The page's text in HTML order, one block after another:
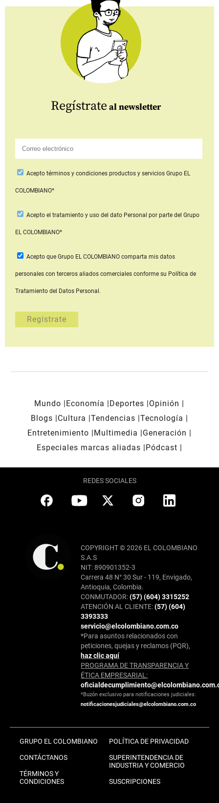
Regístrate al newsletter
Aceptotérminos y condiciones productos y serviciosGrupo EL
COLOMBIANO*
Acepto el tratamiento y uso del dato Personal por parte del Grupo
EL COLOMBIANO*
Acepto que Grupo EL COLOMBIANOcomparta mis datos
personales con terceros aliados comerciales conforme su Política de
Tratamiento del Datos Personal.
Mundo Economía Deportes
Opinión
Blogs
Cultura Tendencias Tecnología
Entretenimiento
Multimedia
Generación
Especiales marcas aliadas
Pódcast
REDES SOCIALES
COPYRIGHT © 2026 EL COLOMBIANO
S.A.S
NIT: 890901352-3
Carrera 48 N° 30 Sur - 119, Envigado,
Antioquia, Colombia.
CONMUTADOR:(57) (604) 3315252
ATENCIÓN AL CLIENTE:(57) (604)
3393333
servicio@elcolombiano.com.co
*Para asuntos relacionados con
peticiones, quejas y reclamos (PQR),
haz clic aquí
PROGRAMA DE TRANSPARENCIA Y
ÉTICA EMPRESARIAL:
*Buzón exclusivo para notificaciones judiciales:
notificacionesjudiciales@elcolombiano.com.co
GRUPO EL COLOMBIANO
CONTÁCTANOS
TÉRMINOS Y
CONDICIONES
POLÍTICA DE PRIVACIDAD
SUPERINTENDENCIA DE
INDUSTRIA Y COMERCIO
SUSCRIPCIONES